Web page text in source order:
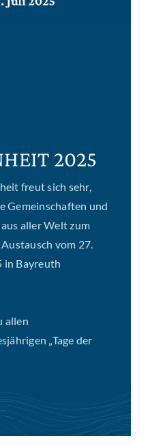
2025
freut sich sehr,
Gemeinschaften und
aller Welt zum
vom 27.
in Bayreuth
allen
„Tage der